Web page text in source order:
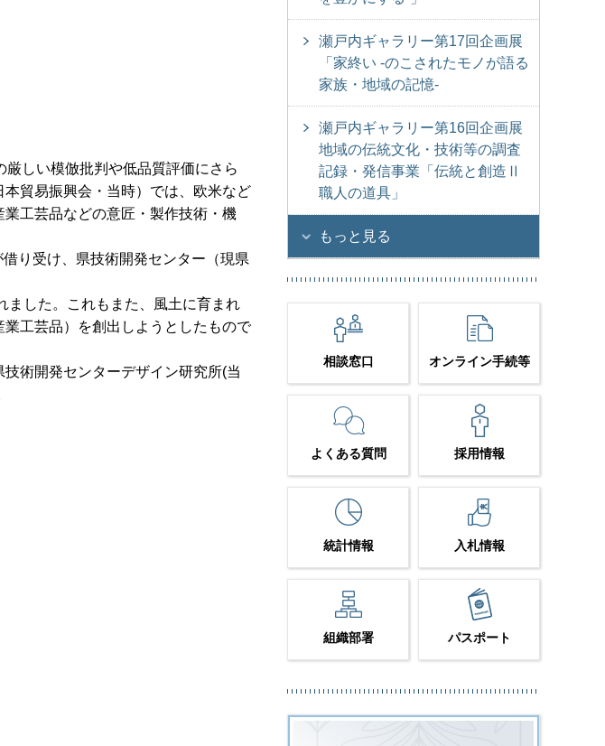
しい模倣批判や低品質評価にさら
貿易振興会・当時）では、欧米など
工芸品などの意匠・製作技術・機
り受け、県技術開発センター（現県
ました。これもまた、風土に育まれ
工芸品）を創出しようとしたもので
術開発センターデザイン研究所(当
瀬戸内ギャラリー第17回企画展
「家終い -のこされたモノが語る
家族・地域の記憶‐
瀬戸内ギャラリー第16回企画展
地域の伝統文化・技術等の調査
記録・発信事業「伝統と創造Ⅱ
職人の道具」
もっと見る
相談窓口 オンライン手続等
よくある質問 採用情報
統計情報 入札情報
組織部署 パスポート